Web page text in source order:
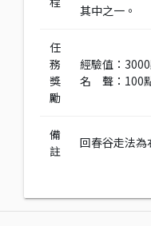
其中之一。
任
務
獎
勵
經驗值：
名 聲：100
備
註
回春谷走法為